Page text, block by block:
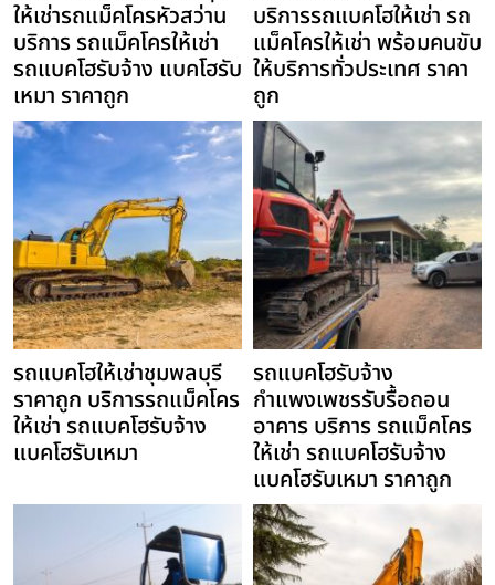
ให้เช่ารถแม็คโครหัวสว่าน
บริการ รถแม็คโครให้เช่า
รถแบคโฮรับจ้าง แบคโฮรับ
เหมา ราคาถูก
บริการรถแบคโฮให้เช่า รถ
แม็คโครให้เช่า พร้อมคนขับ
ให้บริการทั่วประเทศ ราคา
ถูก
รถแบคโฮให้เช่าชุมพลบุรี
ราคาถูก บริการรถแม็คโคร
ให้เช่า รถแบคโฮรับจ้าง
แบคโฮรับเหมา
รถแบคโฮรับจ้าง
กำแพงเพชรรับรื้อถอน
อาคาร บริการ รถแม็คโคร
ให้เช่า รถแบคโฮรับจ้าง
แบคโฮรับเหมา ราคาถูก